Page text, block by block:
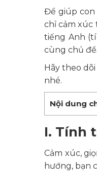
Để giúp con
chỉ cảm xúc
tiếng Anh
cùng chủ đề.
Hãy theo
nhé.
Nội dung
I. Tính
Cảm xúc,
hướng, bạn